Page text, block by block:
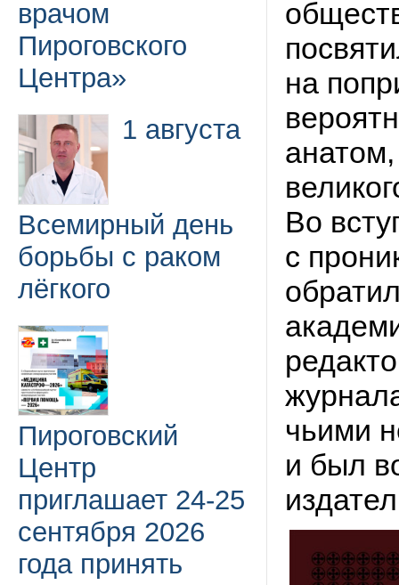
врачом
Пироговского
Центра»
1 августа
Всемирный день
борьбы с раком
лёгкого
Пироговский
Центр
приглашает 24-25
сентября 2026
года принять
на
Во
с
чьими
и был